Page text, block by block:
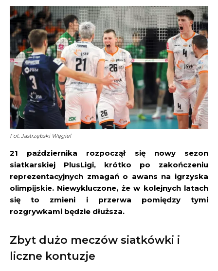
Fot. Jastrzębski Węgiel
21 października rozpoczął się nowy sezon
siatkarskiej PlusLigi, krótko po zakończeniu
reprezentacyjnych zmagań o awans na igrzyska
olimpijskie. Niewykluczone, że w kolejnych latach
się to zmieni i przerwa pomiędzy tymi
rozgrywkami będzie dłuższa.
Zbyt dużo meczów siatkówki i
liczne kontuzje